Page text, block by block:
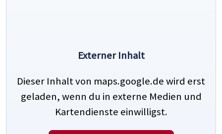
Externer Inhalt
Dieser Inhalt von maps.google.de wird erst
geladen, wenn du in externe Medien und
Kartendienste einwilligst.